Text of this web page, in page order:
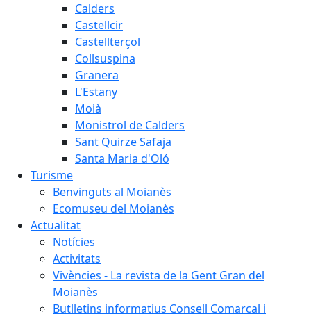
Calders
Castellcir
Castellterçol
Collsuspina
Granera
L'Estany
Moià
Monistrol de Calders
Sant Quirze Safaja
Santa Maria d'Oló
Turisme
Benvinguts al Moianès
Ecomuseu del Moianès
Actualitat
Notícies
Activitats
Vivències - La revista de la Gent Gran del
Moianès
Butlletins informatius Consell Comarcal i